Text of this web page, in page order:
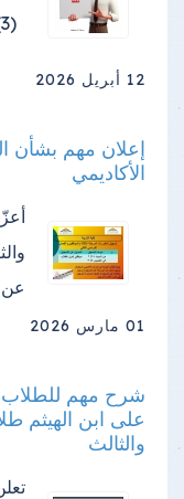
(3)…
12 أبريل 2026
إعلان مهم بشأن
الأكاديمي
عن
01 مارس 2026
شرح مهم للطلاب
على ابن الهيثم
والثالث